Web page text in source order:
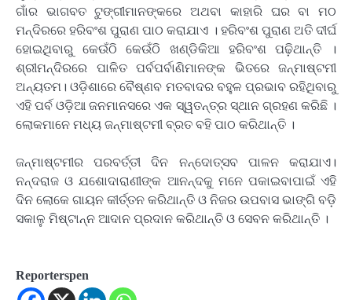
ଗାଁର ଭାଗବତ ଟୁଙ୍ଗୀମାନଙ୍କରେ ଅଥବା କାହାରି ଘର ବା ମଠ
ମନ୍ଦିରରେ ହରିବଂଶ ପୁରାଣ ପାଠ କରାଯାଏ । ହରିବଂଶ ପୁରାଣ ଅତି ଦୀର୍ଘ
ହୋଇଥିବାରୁ କେଉଁଠି କେଉଁଠି ଖଣ୍ଡିକିଆ ହରିବଂଶ ପଢ଼ିଥାନ୍ତି ।
ଶ୍ରୀମନ୍ଦିରରେ ପାଳିତ ପର୍ବପର୍ବାଣିମାନଙ୍କ ଭିତରେ ଜନ୍ମାଷ୍ଟମୀ
ଅନ୍ୟତମ। ଓଡ଼ିଶାରେ ବୈଷ୍ଣବ ମତବାଦର ବହୁଳ ପ୍ରଭାବ ରହିଥିବାରୁ
ଏହି ପର୍ବ ଓଡ଼ିଆ ଜନମାନସରେ ଏକ ସ୍ୱତନ୍ତ୍ର ସ୍ଥାନ ଗ୍ରହଣ କରିଛି ।
ଲୋକମାନେ ମଧ୍ୟ ଜନ୍ମାଷ୍ଟମୀ ବ୍ରତ ବହି ପାଠ କରିଥାନ୍ତି ।
ଜନ୍ମାଷ୍ଟମୀର ପରବର୍ତ୍ତୀ ଦିନ ନନ୍ଦୋତ୍ସବ ପାଳନ କରାଯାଏ।
ନନ୍ଦରାଜ ଓ ଯଶୋଦାରାଣୀଙ୍କ ଆନନ୍ଦକୁ ମନେ ପକାଇବାପାଇଁ ଏହି
ଦିନ ଲୋକେ ଗାୟନ କୀର୍ତ୍ତନ କରିଥାନ୍ତି ଓ ନିଜର ଉପବାସ ଭାଙ୍ଗି ବଡ଼ି
ସକାଳୁ ମିଷ୍ଟାନ୍ନ ଆଦାନ ପ୍ରଦାନ କରିଥାନ୍ତି ଓ ସେବନ କରିଥାନ୍ତି ।
Reporterspen